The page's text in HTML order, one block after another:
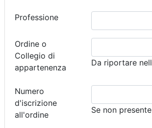
Professione
Ordine o
Collegio di
appartenenza
Da riportare
Numero
d'iscrizione
all'ordine
Se non